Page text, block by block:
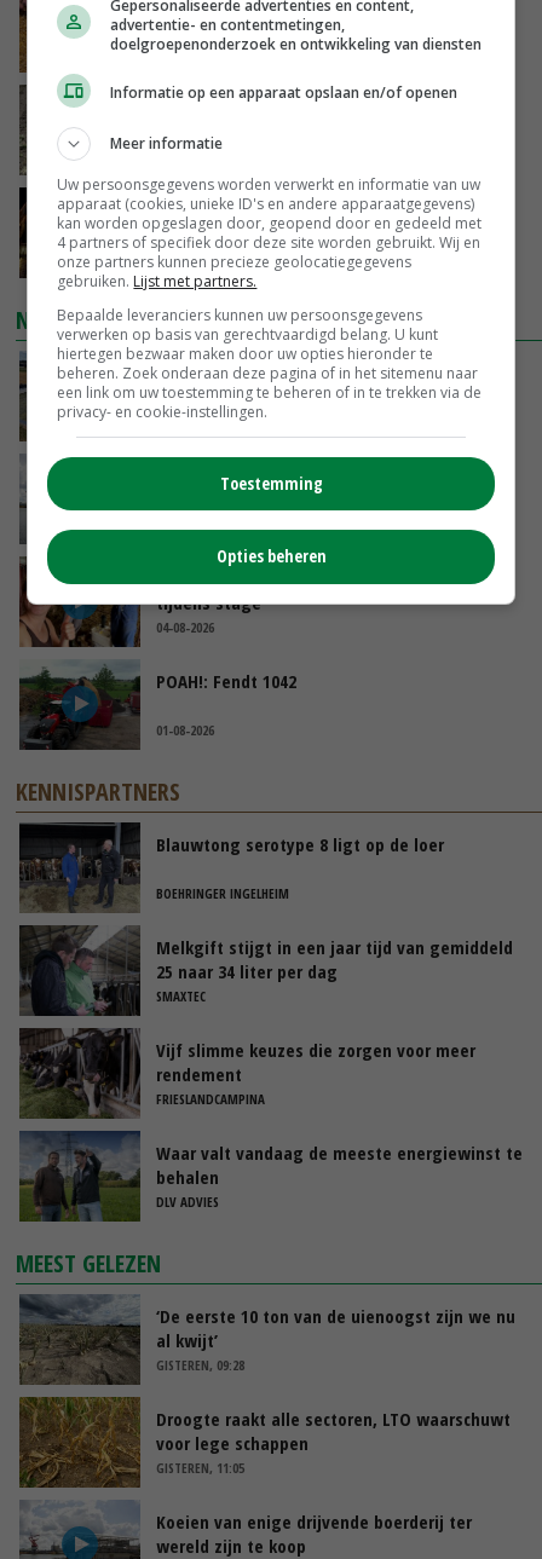
varkensvleesketen
GISTEREN, 15:29
Emmeloord noteert eerste zaaiuien op
Spontane boerenacties in Twente en
Apeldoorn zetten de trend
GISTEREN, 14:48
NIEUWSTE VIDEO'S
Droogte veroorzaakt steeds meer problemen:
‘Bassin afgelopen week al leeg’
GISTEREN, 14:06
Koeien van enige drijvende boerderij ter
Danique in Canada: ‘Superveel schik gehad
tijdens stage’
04-08-2026
POAH!: Fendt 1042
01-08-2026
KENNISPARTNERS
Blauwtong serotype 8 ligt op de loer
BOEHRINGER INGELHEIM
Melkgift stijgt in een jaar tijd van gemiddeld
25 naar 34 liter per dag
SMAXTEC
Vijf slimme keuzes die zorgen voor meer
rendement
FRIESLANDCAMPINA
Waar valt vandaag de meeste energiewinst te
behalen
DLV ADVIES
MEEST GELEZEN
‘De eerste 10 ton van de uienoogst zijn we nu
al kwijt’
GISTEREN, 09:28
Droogte raakt alle sectoren, LTO waarschuwt
voor lege schappen
GISTEREN, 11:05
Koeien van enige drijvende boerderij ter
wereld zijn te koop
Gepersonaliseerde advertenties en content,
advertentie- en contentmetingen,
doelgroepenonderzoek en ontwikkeling van diensten
Informatie op een apparaat opslaan en/of openen
Meer informatie
Uw persoonsgegevens worden verwerkt en informatie van uw
apparaat (cookies, unieke ID's en andere apparaatgegevens)
kan worden opgeslagen door, geopend door en gedeeld met
4 partners of specifiek door deze site worden gebruikt. Wij en
onze partners kunnen precieze geolocatiegegevens
gebruiken. Lijst met partners.
Bepaalde leveranciers kunnen uw persoonsgegevens
verwerken op basis van gerechtvaardigd belang. U kunt
hiertegen bezwaar maken door uw opties hieronder te
beheren. Zoek onderaan deze pagina of in het sitemenu naar
een link om uw toestemming te beheren of in te trekken via de
privacy- en cookie-instellingen.
Toestemming
Opties beheren